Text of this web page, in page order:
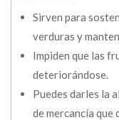
Sirven para
verduras y
Impiden que las
deteriorándose.
Puedes darles la
de mercancía que